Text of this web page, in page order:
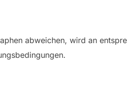
abweichen, wird an